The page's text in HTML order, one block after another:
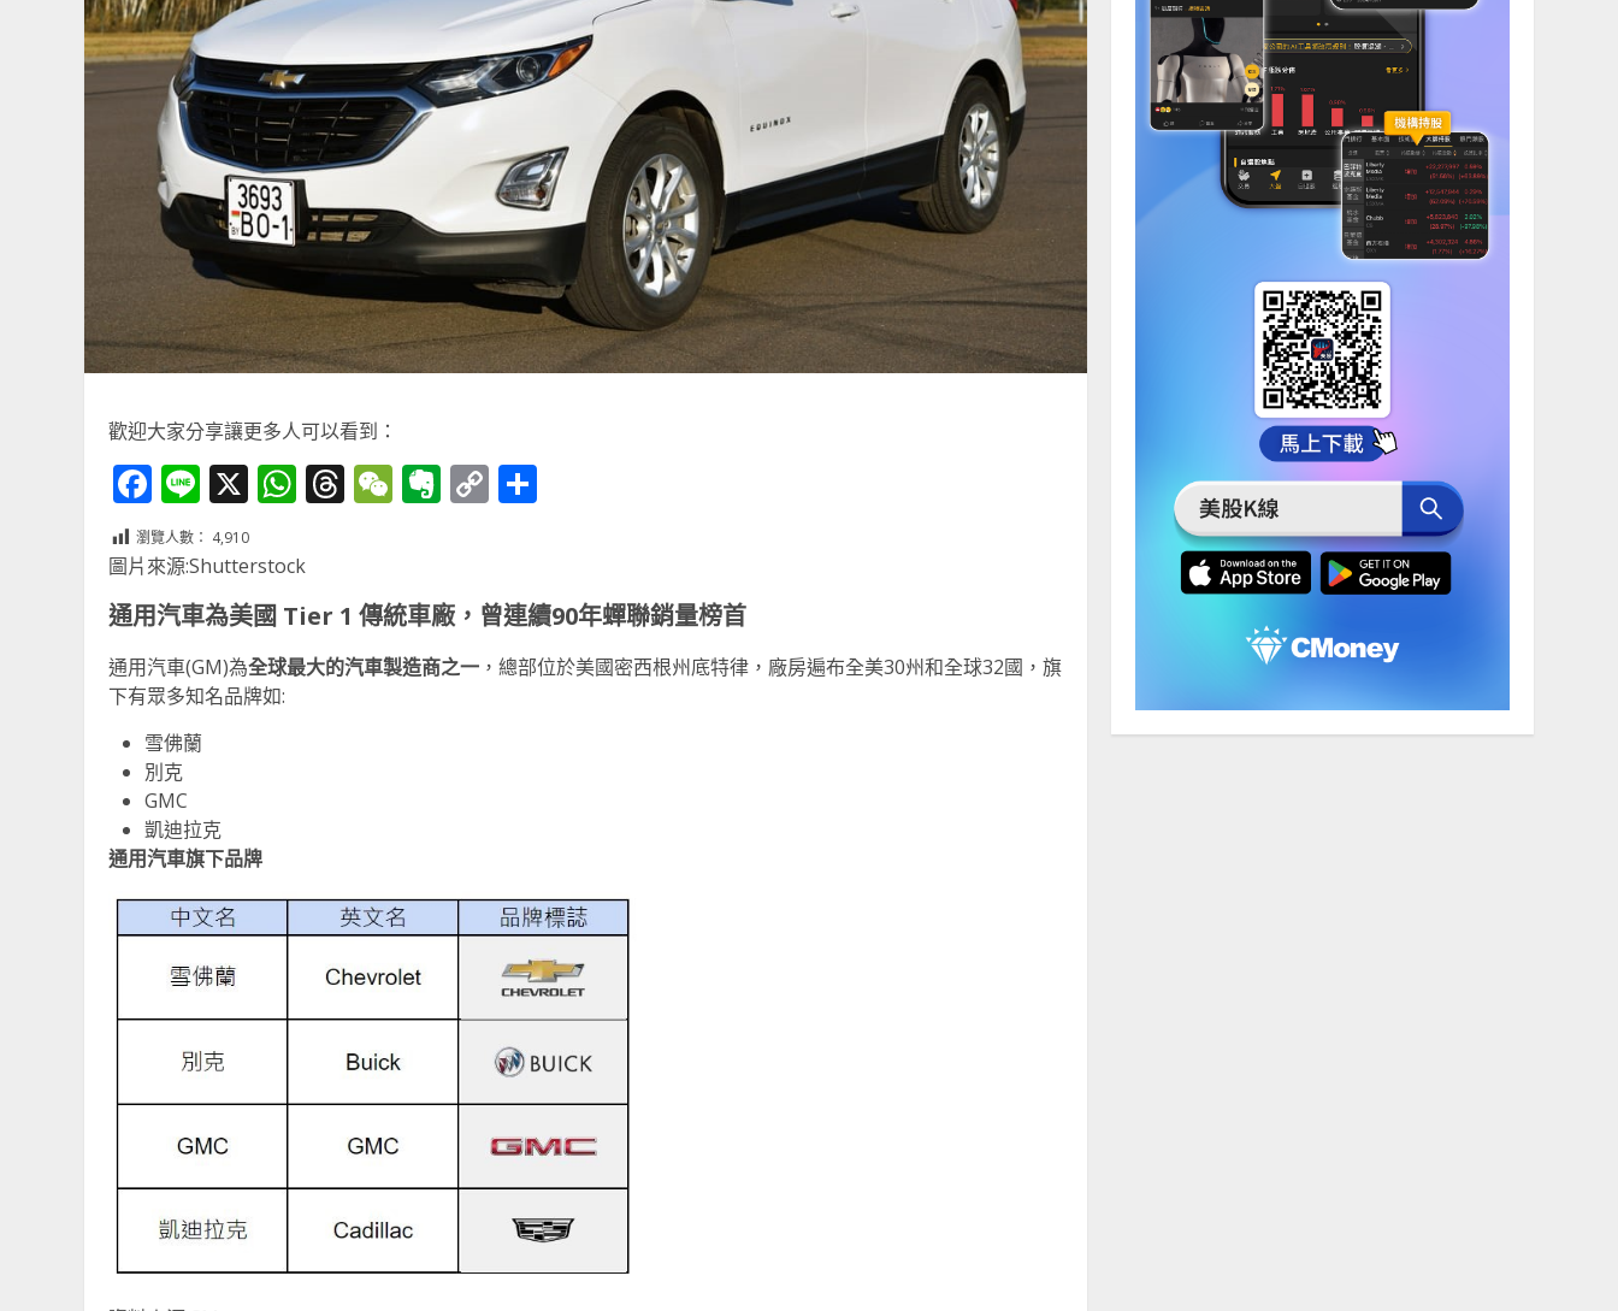
歡迎大家分享讓更多人可以看到：
Facebook
Line
X WhatsApp
Threads
WeChat
Evernote
Copy
瀏覽人數： 4,910
圖片來源:Shutterstock
通用汽車為美國 Tier 1 傳統車廠，曾連續90年蟬聯銷量榜首
通用汽車(GM)為全球最大的汽車製造商之一 ，總部位於美國密西根州底特律，廠房遍布全美30州和全球32國，旗
下有眾多知名品牌如:
雪佛蘭
別克
GMC
凱迪拉克
通用汽車旗下品牌